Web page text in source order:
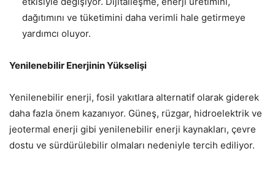
dağıtımını ve tüketimini daha verimli hale getirmeye
yardımcı oluyor.
Yenilenebilir Enerjinin Yükselişi
Yenilenebilir enerji, fosil yakıtlara alternatif olarak giderek
daha fazla önem kazanıyor. Güneş, rüzgar, hidroelektrik ve
jeotermal enerji gibi yenilenebilir enerji kaynakları, çevre
dostu ve sürdürülebilir olmaları nedeniyle tercih ediliyor.